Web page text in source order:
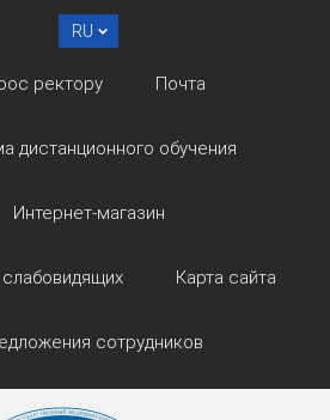
RU
ректору Почта
дистанционного обучения
Интернет-магазин
Карта сайта
сотрудников